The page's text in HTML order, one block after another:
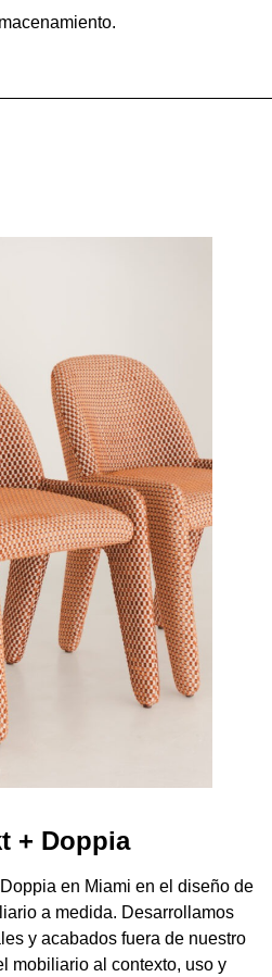
+ Doppia
en Miami en el diseño de
a medida. Desarrollamos
y acabados fuera de nuestro
mobiliario al contexto, uso y